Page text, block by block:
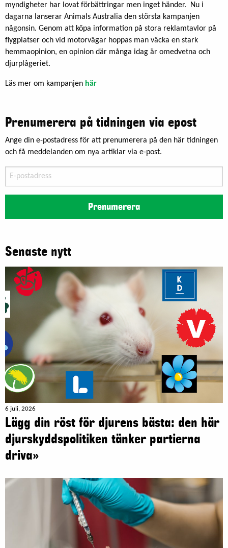
myndigheter har lovat förbättringar men inget händer. Nu i
dagarna lanserar Animals Australia den största kampanjen
någonsin. Genom att köpa information på stora reklamtavlor på
flygplatser och vid motorvägar hoppas man väcka en stark
hemmaopinion, en opinion där många idag är omedvetna och
djurplågeriet.
Läs mer om kampanjen här
Prenumerera på tidningen via epost
Ange din e-postadress för att prenumerera på den här tidningen
och få meddelanden om nya artiklar via e-post.
postadress
Prenumerera
Senaste nytt
6 juli, 2026
Lägg din röst för djurens bästa: den här
djurskyddspolitiken tänker partierna
driva»